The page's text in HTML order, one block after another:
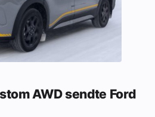
AWD sendte Ford